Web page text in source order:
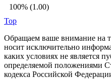
100% (1.00)
Top
Обращаем ваше внимание на
носит исключительно
каких условиях не является
определяемой положениями
кодекса Российской